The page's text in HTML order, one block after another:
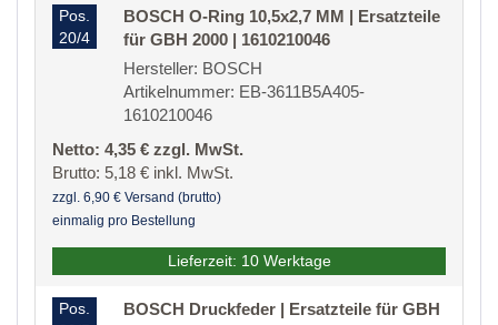
Pos.
20/4
BOSCH O-Ring 10,5x2,7 MM | Ersatzteile
für GBH 2000 | 1610210046
Hersteller: BOSCH
Artikelnummer: EB-3611B5A405-
1610210046
Netto: 4,35 € zzgl. MwSt.
Brutto: 5,18 € inkl. MwSt.
zzgl. 6,90 € Versand (brutto)
einmalig pro Bestellung
Lieferzeit: 10 Werktage
Pos.
BOSCH Druckfeder | Ersatzteile für GBH